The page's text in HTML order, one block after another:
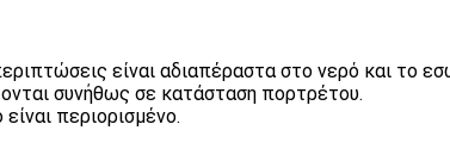
είναι αδιαπέραστα στο νερό και το
συνήθως σε κατάσταση πορτρέτου.
περιορισμένο.